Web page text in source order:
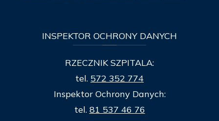
INSPEKTOR OCHRONY DANYCH
RZECZNIK SZPITALA:
tel. 572 352 774
Inspektor Ochrony Danych:
tel. 81 537 46 76